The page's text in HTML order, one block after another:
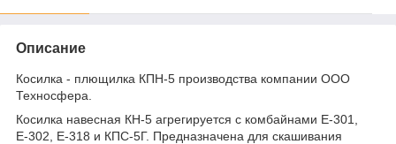
Описание
Косилка - плющилка КПН-5 производства компании ООО
Техносфера.
Косилка навесная КН-5 агрегируется с комбайнами Е-301,
Е-302, Е-318 и КПС-5Г. Предназначена для скашивания